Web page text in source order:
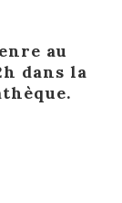
au
dans la